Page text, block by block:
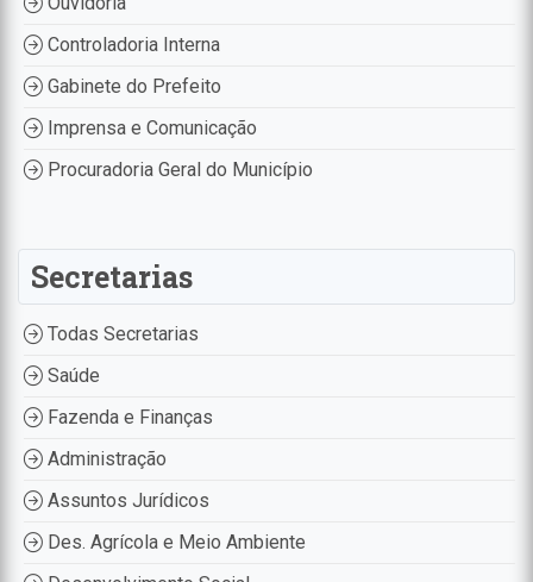
Controladoria Interna
Gabinete do Prefeito
Imprensa e Comunicação
Procuradoria Geral do Município
Secretarias
Todas Secretarias
Saúde
Fazenda e Finanças
Administração
Assuntos Jurídicos
Des. Agrícola e Meio Ambiente